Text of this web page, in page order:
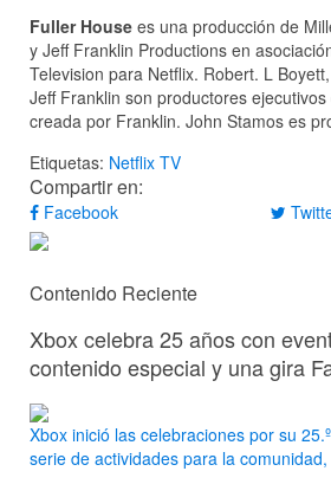
Fuller House es una producción de
y Jeff Franklin Productions en
Television para Netflix. Robert. L
Jeff Franklin son productores
creada por Franklin. John Stamos es
Etiquetas: Netflix TV
Compartir en:
Facebook
Contenido Reciente
Xbox celebra 25 años con
contenido especial y una gira
Xbox inició las celebraciones por su
serie de actividades para la